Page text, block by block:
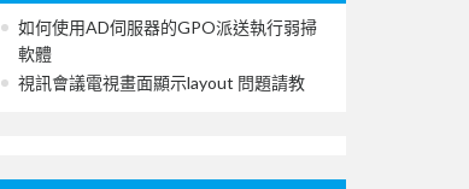
如何使用AD伺服器的GPO派送執行弱掃
軟體
視訊會議電視畫面顯示layout 問題請教